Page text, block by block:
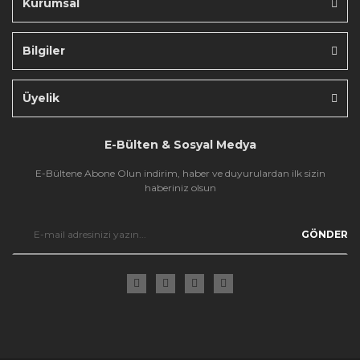
Kurumsal
Bilgiler
Üyelik
E-Bülten & Sosyal Medya
E-Bültene Abone Olun indirim, haber ve duyurulardan ilk sizin
haberiniz olsun
GÖNDER